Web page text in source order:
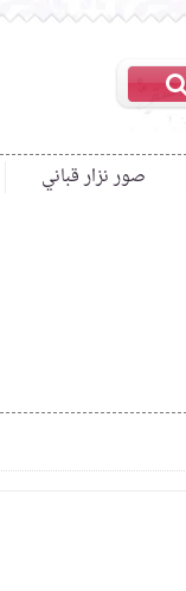
صور نزار قباني